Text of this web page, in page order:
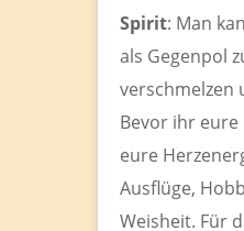
Spirit: Man
als Gegenpol
verschmelzen
Bevor ihr
eure
Ausflüge,
Weisheit. Für